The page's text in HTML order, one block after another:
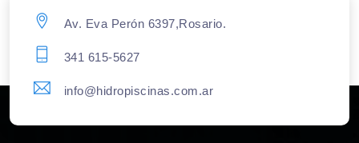
Av. Eva Perón 6397,Rosario.
341 615-5627
info@hidropiscinas.com.ar